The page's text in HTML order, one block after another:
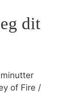
dit
of Fire /